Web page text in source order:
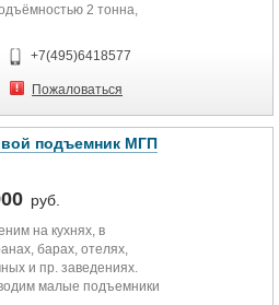
2 тонна,
6 метров,...
+7(495)6418577
Пожаловаться
подъемник МГП
руб.
на кухнях, в
барах, отелях,
и пр. заведениях.
малые подъемники